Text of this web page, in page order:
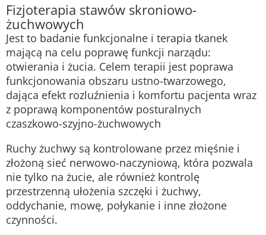
Fizjoterapia stawów skroniowo-
żuchwowych
Jest to badanie funkcjonalne i terapia tkanek
mającą na celu poprawę funkcji narządu:
otwierania i żucia. Celem terapii jest poprawa
funkcjonowania obszaru ustno-twarzowego,
dająca efekt rozluźnienia i komfortu pacjenta wraz
z poprawą komponentów posturalnych
czaszkowo-szyjno-żuchwowych
Ruchy żuchwy są kontrolowane przez mięśnie i
złożoną sieć nerwowo-naczyniową, która pozwala
nie tylko na żucie, ale również kontrolę
przestrzenną ułożenia szczęki i żuchwy,
oddychanie, mowę, połykanie i inne złożone
czynności.